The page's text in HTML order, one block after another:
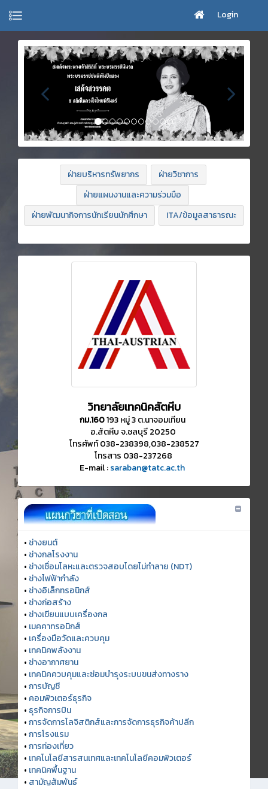
Login
ฝ่ายบริหารทรัพยากร
ฝ่ายวิชาการ
ฝ่ายแผนงานและความร่วมมือ
ฝ่ายพัฒนากิจการนักเรียนนักศึกษา
ITA/ข้อมูลสาธารณะ
วิทยาลัยเทคนิคสัตหีบ
กม.160193 หมู่ 3 ต.นาจอมเทียน
อ.สัตหีบ จ.ชลบุรี 20250
โทรศัพท์ 038-238398,038-238527
โทรสาร 038-237268
E-mail :saraban@tatc.ac.th
• ช่างยนต์
• ช่างกลโรงงาน
• ช่างเชื่อมโลหะและตรวจสอบโดยไม่ทำลาย (NDT)
• ช่างไฟฟ้ากำลัง
• ช่างอิเล็กทรอนิกส์
• ช่างก่อสร้าง
• ช่างเขียนแบบเครื่องกล
• เมคคาทรอนิกส์
• เครื่องมือวัดและควบคุม
• เทคนิคพลังงาน
• ช่างอากาศยาน
• เทคนิคควบคุมและซ่อมบำรุงระบบขนส่งทางราง
•การบัญชี
• คอมพิวเตอร์ธุรกิจ
• ธุรกิจการบิน
•การจัดการโลจิสติกส์และการจัดการธุรกิจค้าปลีก
•การโรงแรม
•การท่องเที่ยว
• เทคโนโลยีสารสนเทศและเทคโนโลยีคอมพิวเตอร์
• เทคนิคพื้นฐาน
• สามัญสัมพันธ์